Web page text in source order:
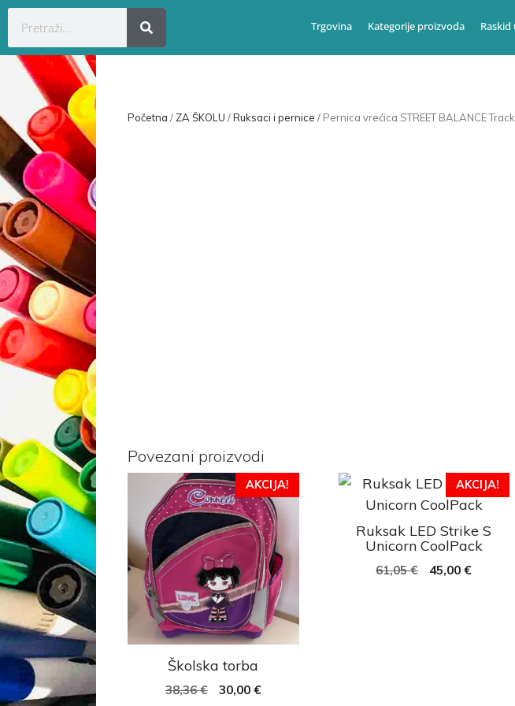
Trgovina Kategorije proizvoda
Početna / ZA ŠKOLU /Ruksaci i pernice / Pernica vrećica STREET BALANCE Track
Povezani proizvodi
AKCIJA!
Školska torba
38,36€ 30,00 €
AKCIJA!
Ruksak LED Strike S
Unicorn CoolPack
61,05€ 45,00€